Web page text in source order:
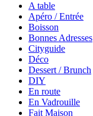
A table
Apéro / Entrée
Boisson
Bonnes Adresses
Cityguide
Déco
Dessert / Brunch
DIY
En route
En Vadrouille
Fait Maison